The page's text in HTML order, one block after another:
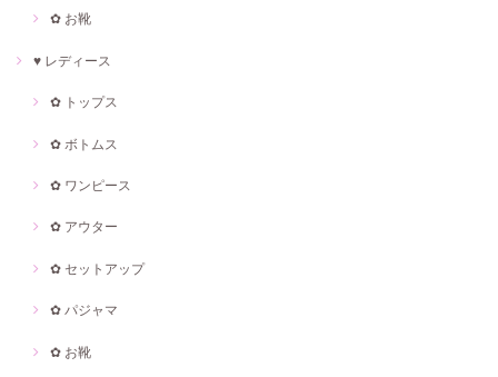
✿ お靴
♥ レディース
✿ トップス
✿ ボトムス
✿ ワンピース
✿ アウター
✿ セットアップ
✿ パジャマ
✿ お靴